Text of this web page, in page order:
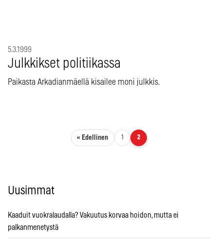
5.3.1999
Julkkikset politiikassa
Paikasta Arkadianmäellä kisailee moni julkkis.
Artikkelien sivutus
« Edellinen 1 2
Uusimmat
Kaaduit vuokralaudalla? Vakuutus korvaa hoidon, mutta ei
palkanmenetystä